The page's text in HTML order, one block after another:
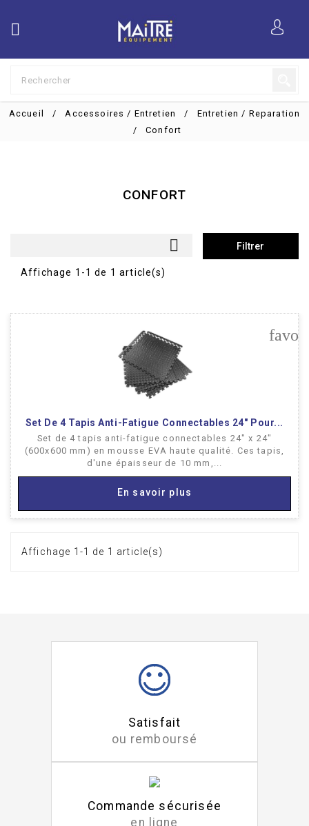

Accueil Accessoires / Entretien
Entretien / Reparation
Confort
CONFORT
 Filtrer
Affichage 1-1 de 1 article(s)
Set De 4 Tapis Anti-Fatigue Connectables 24" Pour...
Set de 4 tapis anti-fatigue connectables 24" x 24"
(600x600 mm) en mousse EVA haute qualité. Ces tapis,
d'une épaisseur de 10 mm,...
En savoir plus
Affichage 1-1 de 1 article(s)
Satisfait
ou remboursé
Commande sécurisée
en ligne